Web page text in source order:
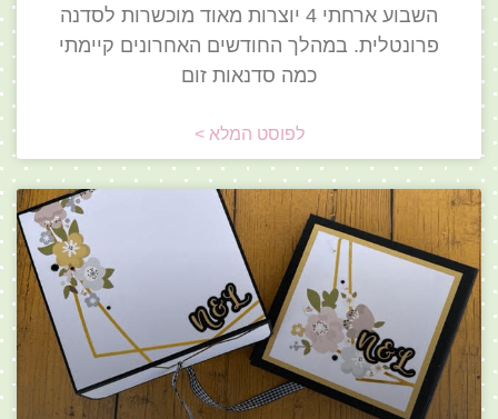
השבוע ארחתי 4 יוצרות מאוד מוכשרות לסדנה
פרונטלית. במהלך החודשים האחרונים קיימתי
כמה סדנאות זום
לפוסט המלא >